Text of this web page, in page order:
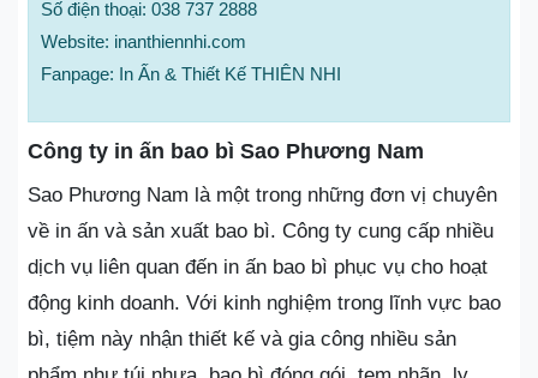
Số điện thoại: 038 737 2888
Website: inanthiennhi.com
Fanpage: In Ấn & Thiết Kế THIÊN NHI
Công ty in ấn bao bì Sao Phương Nam
Sao Phương Nam là một trong những đơn vị chuyên
về in ấn và sản xuất bao bì. Công ty cung cấp nhiều
dịch vụ liên quan đến in ấn bao bì phục vụ cho hoạt
động kinh doanh. Với kinh nghiệm trong lĩnh vực bao
bì, tiệm này nhận thiết kế và gia công nhiều sản